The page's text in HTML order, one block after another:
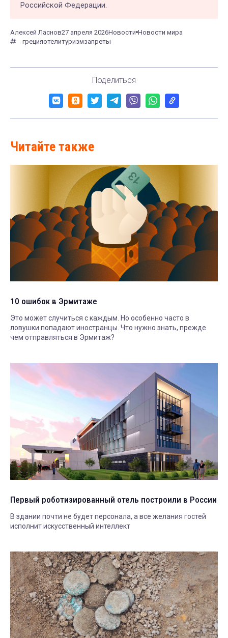
Российской Федерации.
Алексей Ласнов27 апреля 2026Новости Новости мира
грецияотелитуризмзапреты
Поделиться
Читайте также
10 ошибок в Эрмитаже
Это может случиться с каждым. Но особенно часто в
ловушки попадают иностранцы. Что нужно знать, прежде
чем отправляться в Эрмитаж?
Первый роботизированный отель построили в России
В здании почти не будет персонала, а все желания гостей
исполнит искусственный интеллект